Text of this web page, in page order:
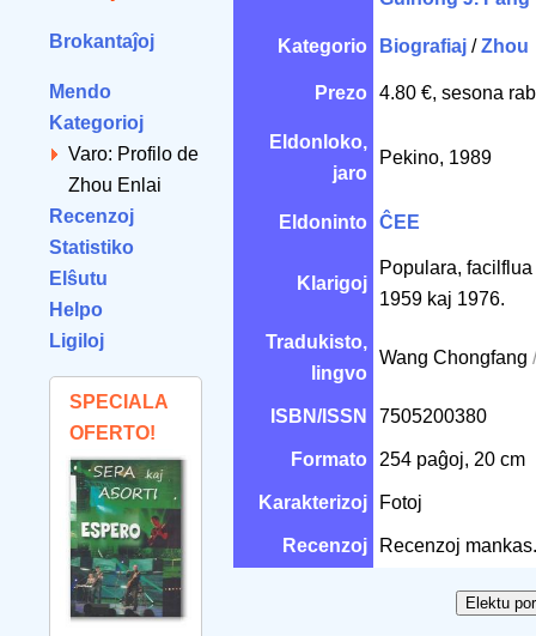
Brokantaĵoj
Mendo
Kategorioj
Varo: Profilo de
Zhou Enlai
Recenzoj
Statistiko
Elŝutu
Helpo
Ligiloj
SPECIALA
OFERTO!
Kategorio Biografiaj /Zhou
Prezo 4.80 €, sesona
Eldonloko,
jaro
Pekino, 1989
Eldoninto ĈEE
Klarigoj
Populara,
1959 kaj 1976.
Tradukisto,
lingvo
Wang Chongfang
ISBN/ISSN 7505200380
Formato 254 paĝoj, 20 cm
Karakterizoj Fotoj
Recenzoj Recenzoj mankas.